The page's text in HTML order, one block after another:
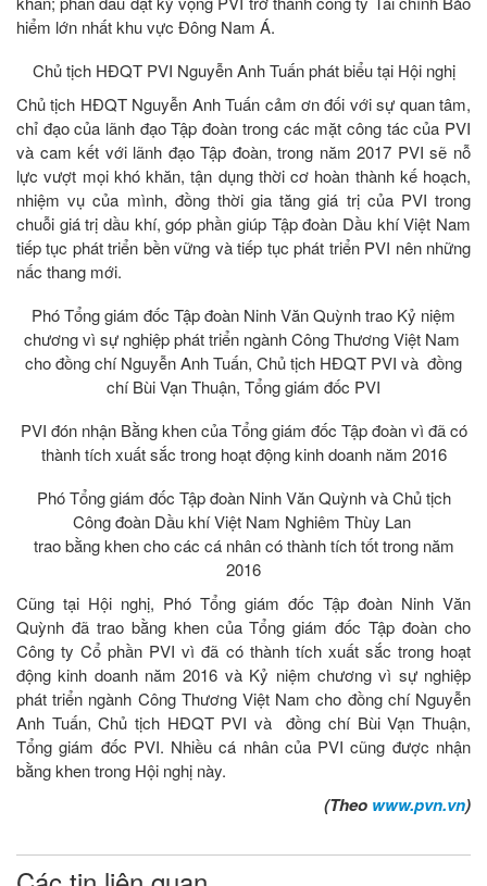
hiểm lớn nhất khu vực Đông Nam Á.
Chủ tịch HĐQT PVI Nguyễn Anh Tuấn phát biểu tại Hội nghị
Chủ tịch HĐQT Nguyễn Anh Tuấn cảm ơn đối với sự quan tâm,
chỉ đạo của lãnh đạo Tập đoàn trong các mặt công tác của PVI
và cam kết với lãnh đạo Tập đoàn, trong năm 2017 PVI sẽ nỗ
lực vượt mọi khó khăn, tận dụng thời cơ hoàn thành kế hoạch,
nhiệm vụ của mình, đồng thời gia tăng giá trị của PVI trong
chuỗi giá trị dầu khí, góp phần giúp Tập đoàn Dầu khí Việt Nam
tiếp tục phát triển bền vững và tiếp tục phát triển PVI nên những
nấc thang mới.
Phó Tổng giám đốc Tập đoàn Ninh Văn Quỳnh trao Kỷ niệm
chương vì sự nghiệp phát triển ngành Công Thương Việt Nam
cho đồng chí Nguyễn Anh Tuấn, Chủ tịch HĐQT PVI và đồng
chí Bùi Vạn Thuận, Tổng giám đốc PVI
PVI đón nhận Bằng khen của Tổng giám đốc Tập đoàn vì đã có
thành tích xuất sắc trong hoạt động kinh doanh năm 2016
Phó Tổng giám đốc Tập đoàn Ninh Văn Quỳnh và Chủ tịch
Công đoàn Dầu khí Việt Nam Nghiêm Thùy Lan
trao bằng khen cho các cá nhân có thành tích tốt trong năm
2016
Cũng tại Hội nghị, Phó Tổng giám đốc Tập đoàn Ninh Văn
Quỳnh đã trao bằng khen của Tổng giám đốc Tập đoàn cho
Công ty Cổ phần PVI vì đã có thành tích xuất sắc trong hoạt
động kinh doanh năm 2016 và Kỷ niệm chương vì sự nghiệp
phát triển ngành Công Thương Việt Nam cho đồng chí Nguyễn
Anh Tuấn, Chủ tịch HĐQT PVI và đồng chí Bùi Vạn Thuận,
Tổng giám đốc PVI. Nhiều cá nhân của PVI cũng được nhận
bằng khen trong Hội nghị này.
(Theo www.pvn.vn)